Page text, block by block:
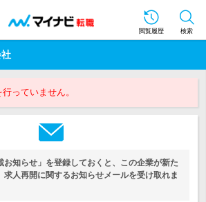
閲覧履歴 検索
っていません。
お知らせ」を登録しておくと、この企業が新た
求人再開に関するお知らせメールを受け取れま